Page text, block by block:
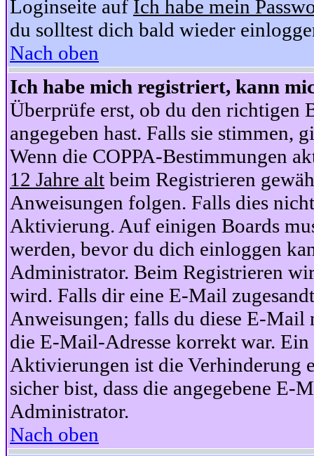
Loginseite auf Ich habe mein
du solltest dich bald wieder
Nach oben
Ich habe mich registriert, kann
Überprüfe erst, ob du den richtigen
angegeben hast. Falls sie stimmen,
Wenn die COPPA-Bestimmungen
12 Jahre alt beim Registrieren
Anweisungen folgen. Falls dies
Aktivierung. Auf einigen Boards
werden, bevor du dich einloggen
Administrator. Beim Registrieren
wird. Falls dir eine E-Mail
Anweisungen; falls du diese E-Mail
die E-Mail-Adresse korrekt war.
Aktivierungen ist die Verhinderung
sicher bist, dass die angegebene
Administrator.
Nach oben